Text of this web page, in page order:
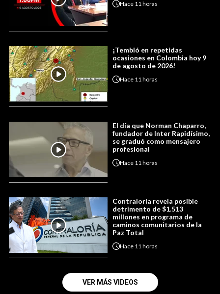
Hace 11 horas
¡Tembló en repetidas
ocasiones en Colombia hoy 9
de agosto de 2026!
Hace 11 horas
El día que Norman Chaparro,
fundador de Inter Rapidísimo,
se graduó como mensajero
profesional
Hace 11 horas
Contraloría revela posible
detrimento de $1.513
millones en programa de
caminos comunitarios de la
Paz Total
Hace 11 horas
VER MÁS VIDEOS